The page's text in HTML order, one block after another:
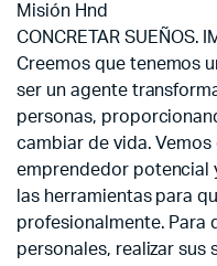
Misión Hnd
CONCRETAR SUEÑOS.
Creemos que tenemos
ser un agente
personas,
cambiar de vida.
emprendedor potencial
las herramientas para
profesionalmente. Para
personales, realizar sus